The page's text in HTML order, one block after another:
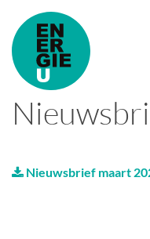
Nieuwsbrief maart